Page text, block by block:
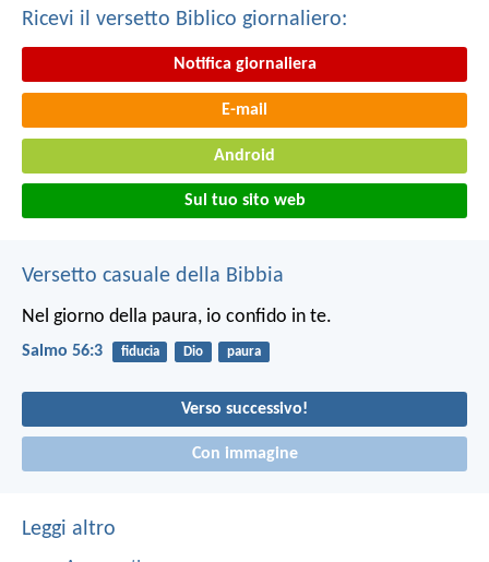
Ricevi il versetto Biblico giornaliero:
Notifica giornaliera
E-mail
Android
Sul tuo sito web
Versetto casuale della Bibbia
Nel giorno della paura, io confido in te.
Salmo 56:3 fiducia Dio paura
Verso successivo!
Con immagine
Leggi altro